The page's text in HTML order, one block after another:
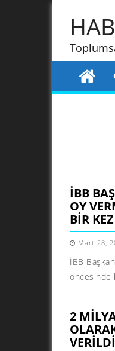
İBB
OY
BIR
Mart 28,
İBB
öncesinde
2
VERILDI